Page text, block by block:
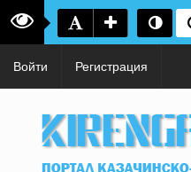
Войти Регистрация